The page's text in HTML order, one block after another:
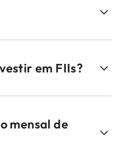
em FIIs?
mensal de